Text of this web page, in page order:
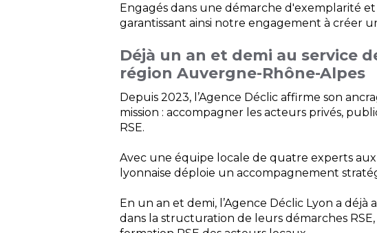
Engagés dans une démarche d'exemplarité
garantissant ainsi notre engagement à créer
Déjà un an et demi au service
région Auvergne-Rhône-Alpes
Depuis 2023, l’Agence Déclic affirme son
mission : accompagner les acteurs privés,
RSE.
Avec une équipe locale de quatre experts
lyonnaise déploie un accompagnement
En un an et demi, l’Agence Déclic Lyon a
dans la structuration de leurs démarches